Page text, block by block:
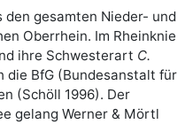
gesamten Nieder- und
Oberrhein. Im Rheinknie
ihre Schwesterart C.
die BfG (Bundesanstalt für
(Schöll 1996). Der
gelang Werner & Mörtl